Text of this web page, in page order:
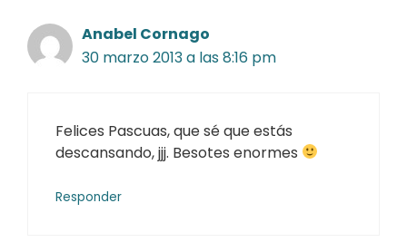
Anabel Cornago
30 marzo 2013 a las 8:16 pm
Felices Pascuas, que sé que estás
descansando, jjj. Besotes enormes
Responder